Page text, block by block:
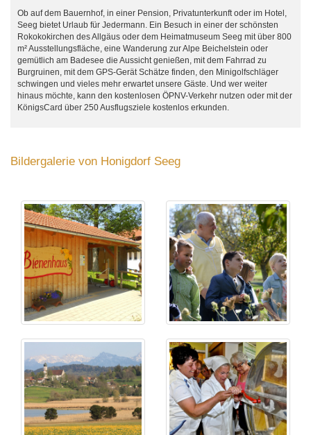
Ob auf dem Bauernhof, in einer Pension, Privatunterkunft oder im Hotel,
Seeg bietet Urlaub für Jedermann. Ein Besuch in einer der schönsten
Rokokokirchen des Allgäus oder dem Heimatmuseum Seeg mit über 800
m² Ausstellungsfläche, eine Wanderung zur Alpe Beichelstein oder
gemütlich am Badesee die Aussicht genießen, mit dem Fahrrad zu
Burgruinen, mit dem GPS-Gerät Schätze finden, den Minigolfschläger
schwingen und vieles mehr erwartet unsere Gäste. Und wer weiter
hinaus möchte, kann den kostenlosen ÖPNV-Verkehr nutzen oder mit der
KönigsCard über 250 Ausflugsziele kostenlos erkunden.
Bildergalerie von Honigdorf Seeg